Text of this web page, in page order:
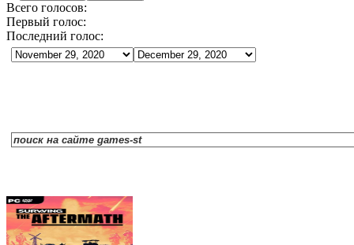
Всего голосов:
Первый голос:
Последний голос: